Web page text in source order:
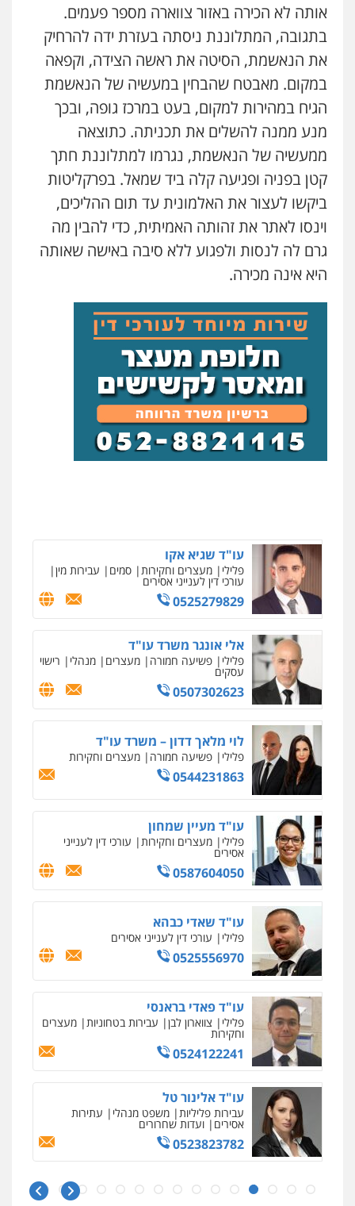
0548009246
דוד אפרים משרד עורכי דין
פלילי צווארון לבן מס הכנסה מע"מ
0506209859
עדי כרמלי – חברת עו"ד
פלילי כלכלי עורכי דין לענייני אסירים
0525060666
גיא זהבי משרד עורכי דין
פלילי
עו"ד איהאב ג'לג'ולי
פלילי מעצרים וחקירות עורכי דין לענייני
אסירים
0505216700
אייל בן שושן, עורך דין פלילי
פלילי מעצרים וחקירות פשיעה חמורה
נוער רישום פלילי
פלילי צבאי מעצרים וחקירות
0547342002
עו"ד אלון קריטי
פלילי כלכלי אלימות סמים מעצרים
0525544654
עו"ד דפנה לביא
משפחה גישור
0507206063
פלילי פשיעה חמורה מעצרים וחקירות
קטינים
0538788878
עו"ד אסף דוק
פלילי עבירות מין סמים והימורים פשיעה
חמורה חקירות ומעצרים צווארון לבן והונאה
0526885006
אותה לא הכירה באזור צווארה מספר פעמים.
בתגובה, המתלוננת ניסתה בעזרת ידה להרחיק
את הנאשמת, הסיטה את ראשה הצידה, וקפאה
במקום. מאבטח שהבחין במעשיה של הנאשמת
הגיח במהירות למקום, בעט במרכז גופה, ובכך
מנע ממנה להשלים את תכניתה. כתוצאה
ממעשיה של הנאשמת, נגרמו למתלוננת חתך
קטן בפניה ופגיעה קלה ביד שמאל. בפרקליטות
ביקשו לעצור את האלמונית עד תום ההליכים,
וינסו לאתר את זהותה האמיתית, כדי להבין מה
גרם לה לנסות ולפגוע ללא סיבה באישה שאותה
היא אינה מכירה.
מנשה, אלמוג – עורכי דין
פלילי תעבורה
עורכי דין לענייני אסירים מעצרים וחקירות
0546470989
עו"ד אבי כהן
פלילי פשיעה חמורה קטינים אלימות
סמים עבירות מין
0523647066
ויקי שמואל – משרד עו"ד
0528959600
משפט פלילי
0545437431
עו"ד עלי סעדי
פלילי פשיעה חמורה ליווי וייצוג בחקירות
ומעצרים
0508824984
עו"ד תומר בנישתי
עו"ד שגיא אקו
פלילי מעצרים וחקירות סמים עבירות מין
עורכי דין לענייני אסירים
0525279829
אלי אונגר משרד עו"ד
פלילי פשיעה חמורה מעצרים מנהלי רישוי
עסקים
0507302623
לוי מלאך דדון – משרד עו"ד
פלילי פשיעה חמורה מעצרים וחקירות
0544231863
עו"ד מעיין שמחון
פלילי מעצרים וחקירות עורכי דין לענייני
אסירים
0587604050
עו"ד שאדי כבהא
פלילי עורכי דין לענייני אסירים
0525556970
עו"ד פאדי בראנסי
פלילי צווארון לבן עבירות בטחוניות מעצרים
וחקירות
0524122241
עו"ד אלינור טל
עבירות פליליות משפט מנהלי עתירות
אסירים ועדות שחרורים
0523823782
עו"ד אמיר כהן
ניר קידר – צלם
0504578527
איומים כתובים
תושב סכנין חשוד ששלח הודעות מאיימות לעורך דין